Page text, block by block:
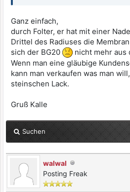
Ganz einfach,
durch Folter, er hat mit einer
Drittel des Radiuses die
sich der BG20
nicht mehr aus
Wenn man eine gläubige
kann man verkaufen was man
steinschen Lack.
Gruß Kalle
Suchen
walwal
Posting Freak